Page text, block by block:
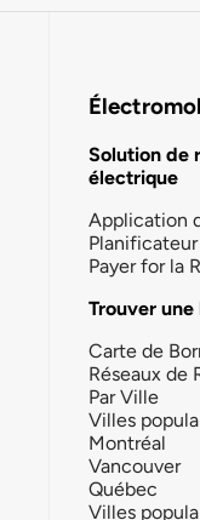
Solution de
électrique
Application
Payer for la
Trouver
Carte de
Réseaux de
Par Ville
Villes
Montréal
Vancouver
Québec
Villes